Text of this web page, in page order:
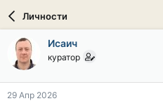
о
р
т
е
м
ы
а
а
ч
л
Личности
Исаич
куратор
29 Апр 2026